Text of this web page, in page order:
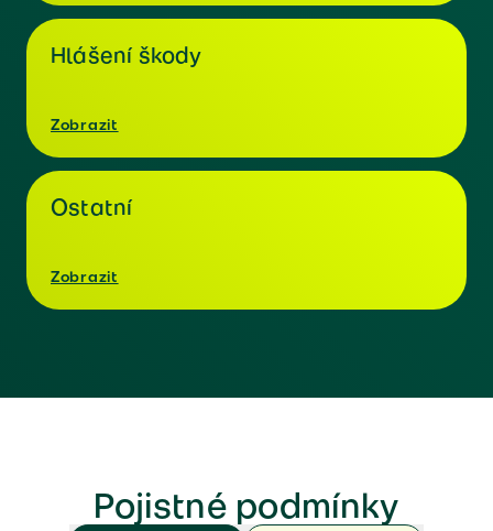
Hlášení škody
Zobrazit
Ostatní
Zobrazit
Pojistné podmínky